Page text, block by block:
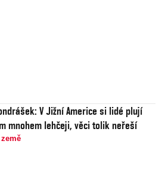
V Jižní Americe si lidé plují
mnohem lehčeji, věci tolik neřeší